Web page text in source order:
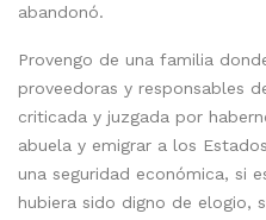
abandonó.
Provengo de una familia
proveedoras y responsables
criticada y juzgada por
abuela y emigrar a los
una seguridad económica, si
hubiera sido digno de elogio,